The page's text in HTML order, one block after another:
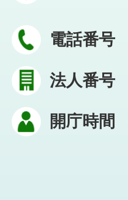
電話番号
法人番号
開庁時間